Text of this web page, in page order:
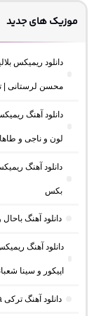
موزیک های جدید
دانلود ریمیکس
محسن لرستانی |
دانلود آهنگ
لون و ناجی و
دانلود آهنگ
بکس
دانلود آهنگ
اپیکور و سینا
دانلود آهنگ ترکی Ah Be Manolya از بوراک بولوت